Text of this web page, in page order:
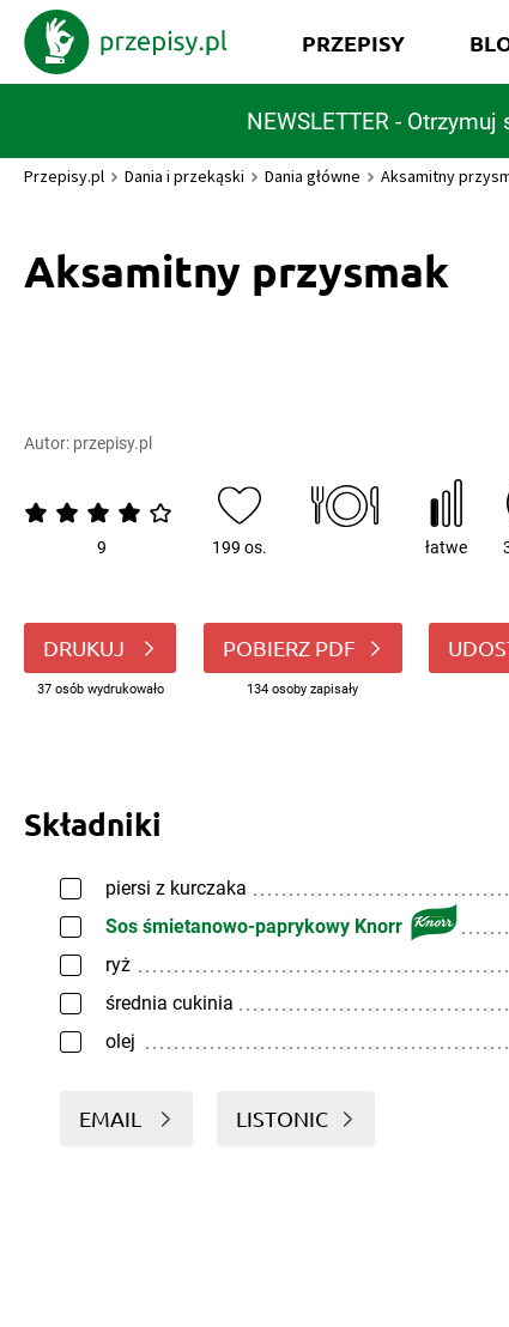
NEWSLETTER -
PRZEPISY
Przepisy.pl Dania i przekąski Dania główne Aksamitny
Aksamitny przysmak
Autor: przepisy.pl
9 199 os. łatwe
DRUKUJ
37 osób wydrukowało
POBIERZ PDF
134 osoby zapisały
Składniki
piersi z kurczaka
Sos śmietanowo-paprykowy Knorr
ryż
średnia cukinia
olej
EMAIL LISTONIC